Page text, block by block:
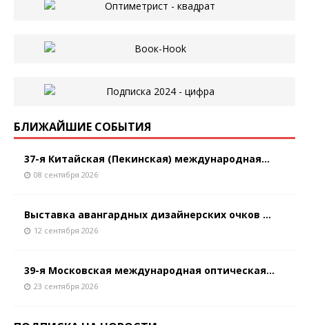
БЛИЖАЙШИЕ СОБЫТИЯ
37-я Китайская (Пекинская) международная...
08 сентября 2026
Выставка авангардных дизайнерских очков ...
12 сентября 2026
39-я Московская международная оптическая...
23 сентября 2026